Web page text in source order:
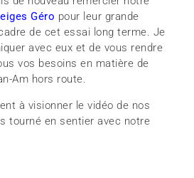
Géro pour leur grande
de cet essai long terme. Je
avec eux et de vous rendre
vos besoins en matière de
Am hors route.
à visionner le vidéo de nos
tourné en sentier avec notre